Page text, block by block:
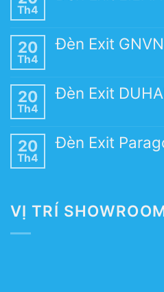
Th4
20
Th4
Đèn Exit
20
Th4
Đèn Exit
20
Th4
Đèn Exit
VỊ TRÍ